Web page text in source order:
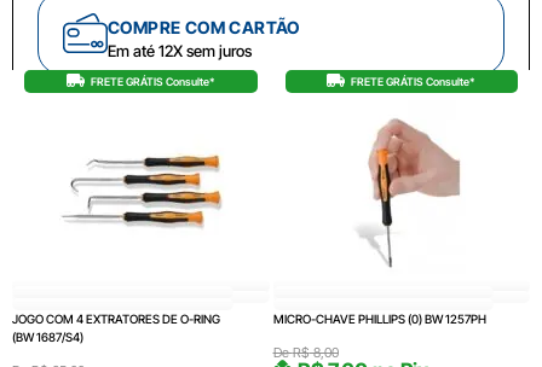
COMPRE COM CARTÃO
Em até 12X sem juros
FRETE GRÁTIS Consulte*
JOGO COM 4 EXTRATORES DE O-RING
(BW 1687/S4)
FRETE GRÁTIS Consulte*
MICRO-CHAVE PHILLIPS (0) BW 1257PH
DeR$8,00